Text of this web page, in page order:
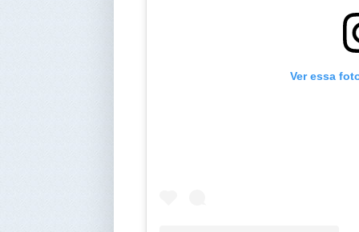
Ver essa